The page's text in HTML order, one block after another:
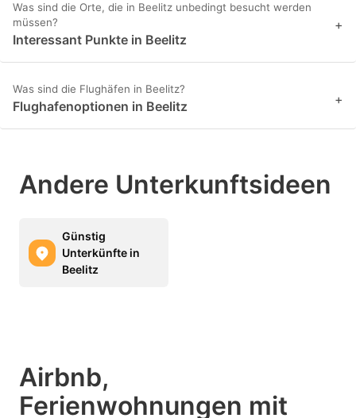
Was sind die Orte, die in Beelitz unbedingt besucht werden
müssen?
Interessant Punkte in Beelitz
+
Was sind die Flughäfen in Beelitz?
Flughafenoptionen in Beelitz +
Andere Unterkunftsideen
Günstig
Unterkünfte in
Beelitz
Airbnb,
Ferienwohnungen mit